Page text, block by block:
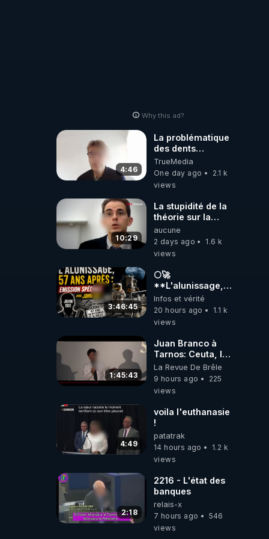
Why this ad?
4:46
La problématique
des dents
dévitalisées et
des implants
TrueMedia
One day ago
2.1 k
views
10:29
La stupidité de la
théorie sur la
responsabilité de
l’homme
concernant le
carbone.
aucune
2 days ago
1.6 k
views
3:46:45
🌕🚀
**L'alunissage,
57 ans après :
Émission spéciale
avec John Doe
Infos et vérité
20 hours ago
1.1 k
views
1:45:43
Juan Branco à
Tarnos: Ceuta, le
narcotrafic et le
pouvoir en France
La Revue De Brêle
9 hours ago
225
views
4:49
voila l'euthanasie
!
patatrak
14 hours ago
1.2 k
views
2:18
2216 - L'état des
banques
relais-x
7 hours ago
546
views